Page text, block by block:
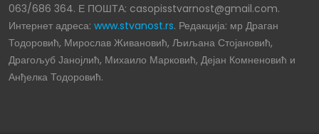
063/686 364. Е ПОШТА: casopisstvarnost@gmail.com.
Интернет адреса: www.stvanost.rs. Редакција: мр Драган
Тодоровић, Мирослав Живановић, Љиљана Стојановић,
Драгољуб Јанојлић, Михаило Марковић, Дејан Комненовић и
Анђелка Тодоровић.